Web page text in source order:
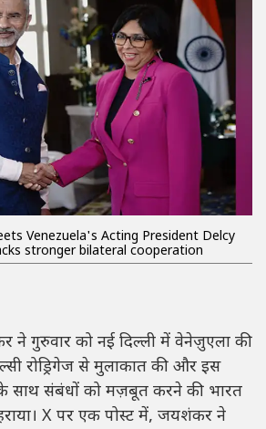
Venezuela's Acting President Delcy
stronger bilateral cooperation
ने गुरुवार को नई दिल्ली में वेनेज़ुएला की
रोड्रिगेज से मुलाकात की और इस
साथ संबंधों को मज़बूत करने की भारत
X पर एक पोस्ट में, जयशंकर ने